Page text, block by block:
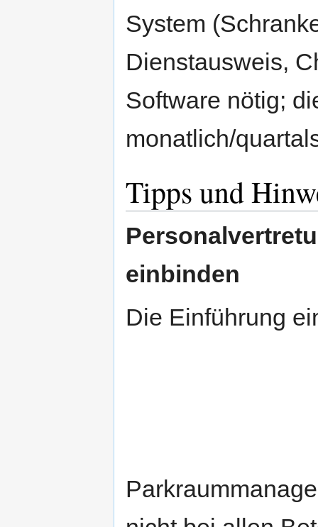
System
Dienstausweis,
Software nötig;
monatlich/
Tipps und
einbinden
Die Einführung